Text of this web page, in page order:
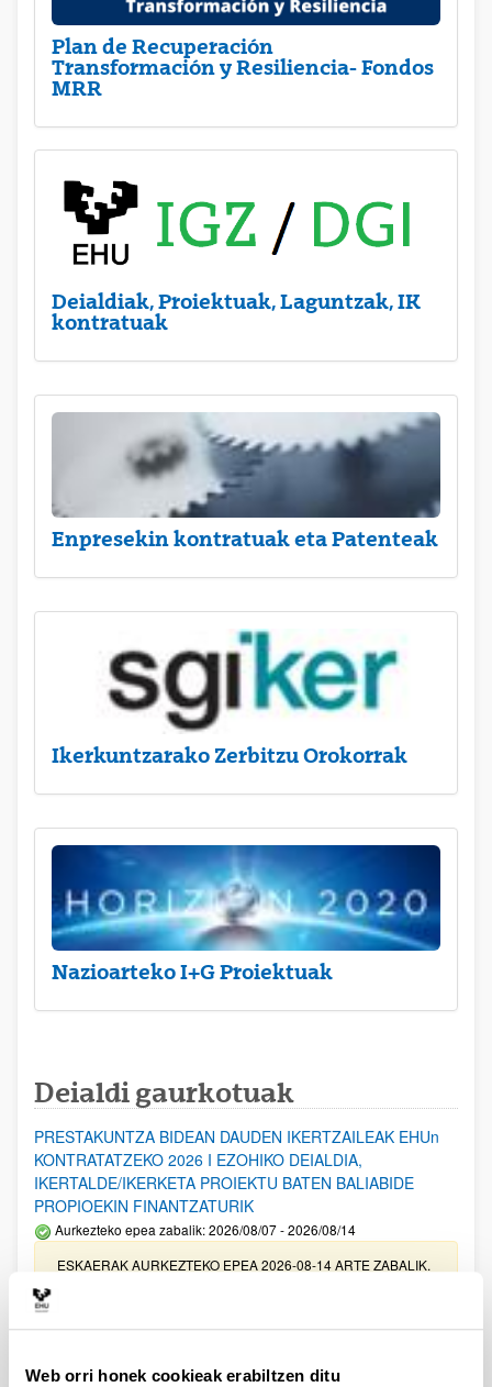
Web orri honek cookieak erabiltzen ditu
Plan de Recuperación
Transformación y Resiliencia- Fondos
MRR
Deialdiak, Proiektuak, Laguntzak, IK
kontratuak
Enpresekin kontratuak eta Patenteak
Ikerkuntzarako Zerbitzu Orokorrak
Nazioarteko I+G Proiektuak
Deialdi gaurkotuak
PRESTAKUNTZA BIDEAN DAUDEN IKERTZAILEAK EHUn
KONTRATATZEKO 2026 I EZOHIKO DEIALDIA,
IKERTALDE/IKERKETA PROIEKTU BATEN BALIABIDE
PROPIOEKIN FINANTZATURIK
Aurkezteko epea zabalik: 2026/08/07 - 2026/08/14
ESKAERAK AURKEZTEKO EPEA 2026-08-14 ARTE ZABALIK.
UPV/EHUn Azpiegitura Zientifikoa eta Funts Bibliografikoak